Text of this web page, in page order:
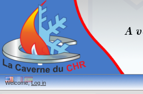
Welcome,Log in